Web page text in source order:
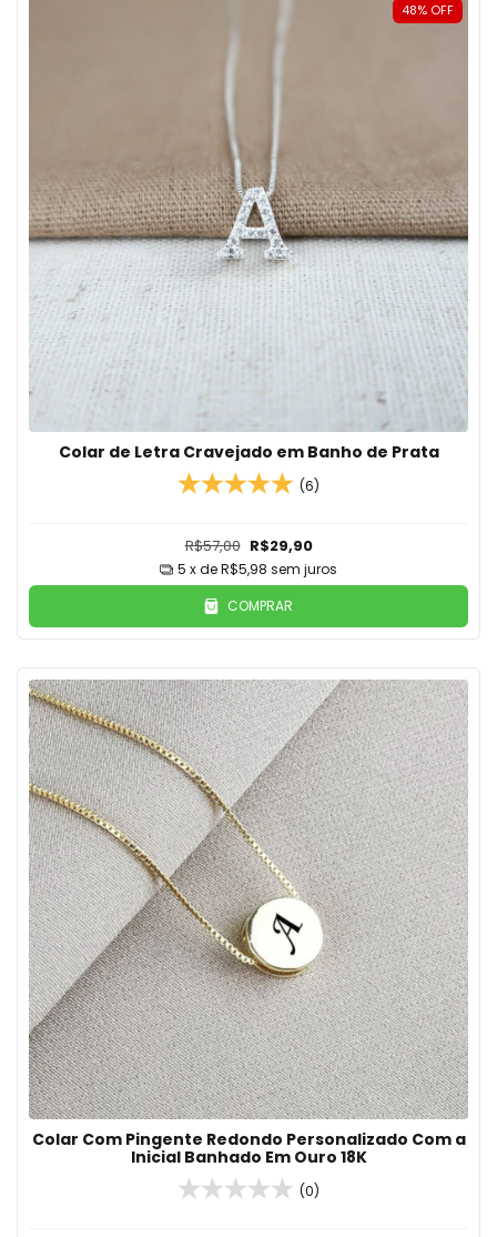
48% OFF
Colar de Letra Cravejado em Banho de Prata
(6)
R$57,00 R$29,90
5 x deR$5,98 sem juros
COMPRAR
Colar Com Pingente Redondo Personalizado Com a
Inicial Banhado Em Ouro 18K
(0)